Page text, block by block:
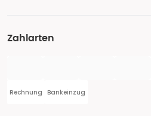
Zahlarten
Rechnung Bankeinzug